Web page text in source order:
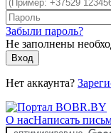
Забыли пароль?
Не заполнены
Вход
Нет аккаунта?
О насНаписать